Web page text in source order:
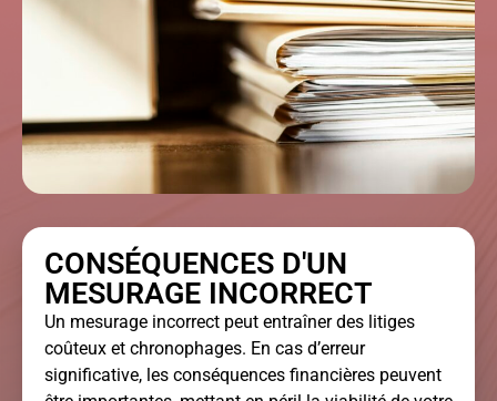
CONSÉQUENCES D'UN
MESURAGE INCORRECT
Un mesurage incorrect peut entraîner des litiges
coûteux et chronophages. En cas d’erreur
significative, les conséquences financières peuvent